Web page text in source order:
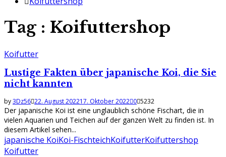
Tag : Koifuttershop
Koifutter
Lustige Fakten über japanische Koi, die Sie
nicht kannten
by3Dz56 22. August 202217. Oktober 2022 0 5232
Der japanische Koi ist eine unglaublich schöne Fischart, die in
vielen Aquarien und Teichen auf der ganzen Welt zu finden ist. In
diesem Artikel sehen...
japanische KoiKoi-FischteichKoifutterKoifuttershop
Koifutter